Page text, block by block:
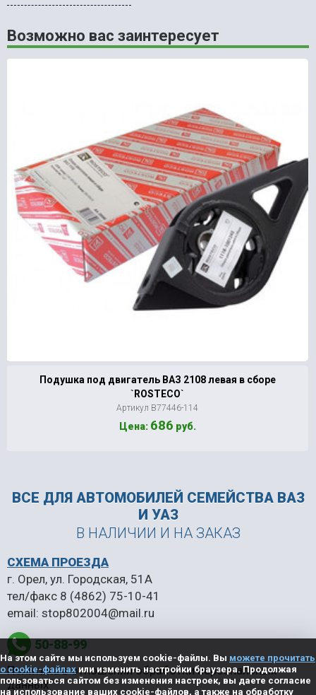
Возможно вас заинтересует
Подушка под двигатель ВАЗ 2108 левая в сборе
`ROSTECO`
Артикул В77446-114
Цена: 686 руб.
ВСЕ ДЛЯ АВТОМОБИЛЕЙ СЕМЕЙСТВА ВАЗ
И УАЗ
В НАЛИЧИИ И НА ЗАКАЗ
50-88-99
СХЕМА ПРОЕЗДА
г. Орел, ул. Городская, 51А
тел/факс 8 (4862) 75-10-41
email: stop802004@mail.ru
Политика в отношении обработки персональных
данных
На этом сайте мы используем cookie-файлы. Вы можете прочитать
о cookie-файлахили изменить настройки браузера. Продолжая
пользоваться сайтом без изменения настроек, вы даете согласие
на использование ваших cookie-файлов, а также на обработку